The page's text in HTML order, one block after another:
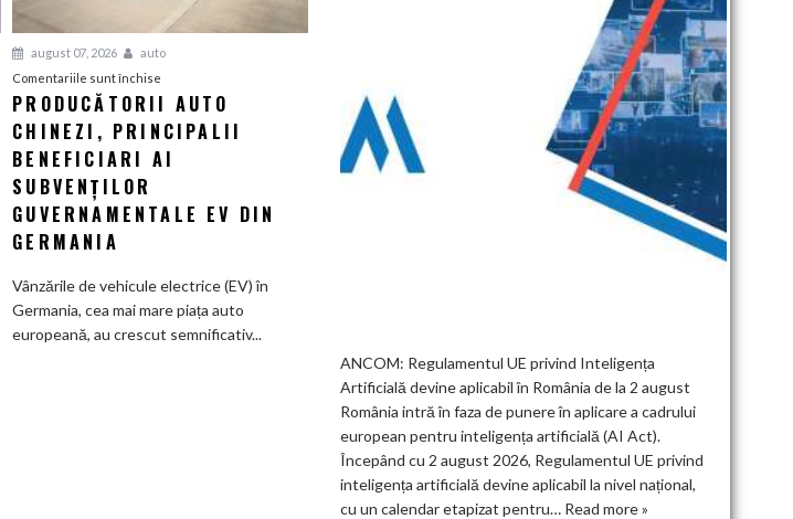
august 07, 2026
auto
Comentariile sunt închise
Producătorii
auto
chinezi,
ai
EV
din
Germania
PRODUCĂTORII AUTO
CHINEZI, PRINCIPALII
BENEFICIARI AI
SUBVENȚILOR
GUVERNAMENTALE EV DIN
GERMANIA
Vânzările de vehicule electrice (EV) în
Germania, cea mai mare piața auto
europeană, au crescut semnificativ...
ANCOM: Regulamentul UE privind Inteligența
Artificială devine aplicabil în România de la 2 august
România intră în faza de punere în aplicare a cadrului
european pentru inteligența artificială (AI Act).
Începând cu 2 august 2026, Regulamentul UE privind
inteligența artificială devine aplicabil la nivel național,
cu un calendar etapizat pentru… Read more »